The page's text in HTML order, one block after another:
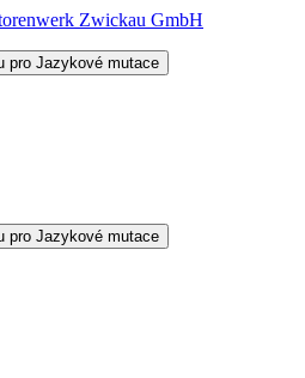
Zwickau GmbH
pro Jazykové mutace
pro Jazykové mutace